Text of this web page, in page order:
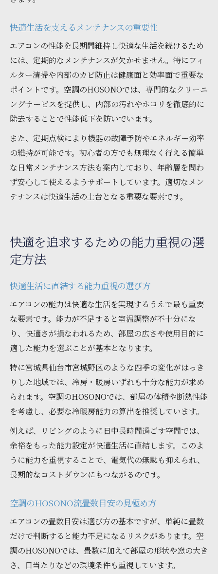
快適生活を支えるメンテナンスの重要性
エアコンの性能を長期間維持し快適な生活を続けるため
には、定期的なメンテナンスが欠かせません。特にフィ
ルター清掃や内部のカビ防止は健康面と効率面で重要な
ポイントです。空調のHOSONOでは、専門的なクリーニ
ングサービスを提供し、内部の汚れやホコリを徹底的に
除去することで性能低下を防いでいます。
また、定期点検により機器の故障予防やエネルギー効率
の維持が可能です。初心者の方でも無理なく行える簡単
な日常メンテナンス方法も案内しており、年齢層を問わ
ず安心して使えるようサポートしています。適切なメン
テナンスは快適生活の土台となる重要な要素です。
快適を追求するための能力重視の選
定方法
快適生活に直結する能力重視の選び方
エアコンの能力は快適な生活を実現するうえで最も重要
な要素です。能力が不足すると室温調整が不十分にな
り、快適さが損なわれるため、部屋の広さや使用目的に
適した能力を選ぶことが基本となります。
特に宮城県仙台市宮城野区のような四季の変化がはっき
りした地域では、冷房・暖房いずれも十分な能力が求め
られます。空調のHOSONOでは、部屋の体積や断熱性能
を考慮し、必要な冷暖房能力の算出を推奨しています。
例えば、リビングのように日中長時間過ごす空間では、
余裕をもった能力設定が快適生活に直結します。このよ
うに能力を重視することで、電気代の無駄も抑えられ、
長期的なコストダウンにもつながるのです。
空調のHOSONO流畳数目安の見極め方
エアコンの畳数目安は選び方の基本ですが、単純に畳数
だけで判断すると能力不足になるリスクがあります。空
調のHOSONOでは、畳数に加えて部屋の形状や窓の大き
さ、日当たりなどの環境条件も重視しています。